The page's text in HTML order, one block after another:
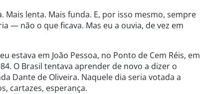
lenta. Mais funda. E, por isso mesmo, sempre
— não o que ficava. Mas eu a ouvia, de vez em
estava em João Pessoa, no Ponto de Cem Réis, em
O Brasil tentava aprender de novo a dizer o
Dante de Oliveira. Naquele dia seria votada a
cartazes, esperança.